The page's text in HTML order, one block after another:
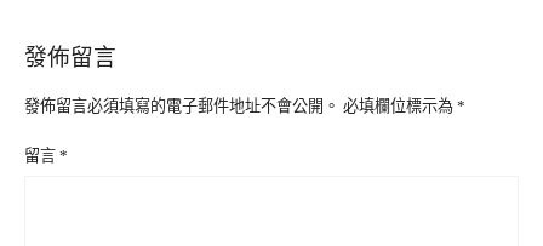
發佈留言
發佈留言必須填寫的電子郵件地址不會公開。 必填欄位標示為 *
留言 *